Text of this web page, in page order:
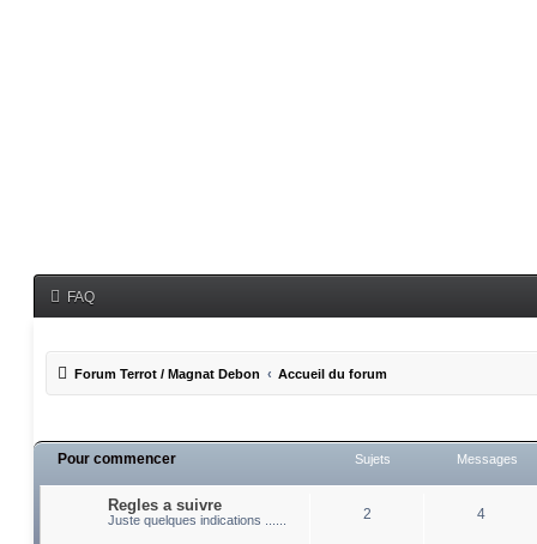
FAQ
Forum Terrot / Magnat Debon Accueil du forum
Pour commencer Sujets Messages
Regles a suivre
Juste quelques indications ...... 2 4